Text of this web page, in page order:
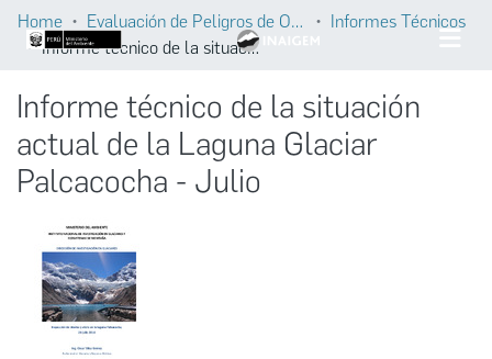
Home Evaluación de Peligros de Origen Glaciar
Informes Técnicos
Informe técnico de la situación actual de la Laguna Glaciar Palcacocha - Julio
Informe técnico de la situación
actual de la Laguna Glaciar
Palcacocha - Julio